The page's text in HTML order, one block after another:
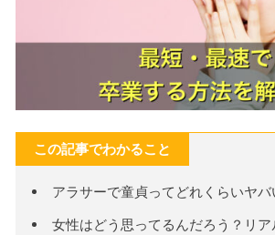
この記事でわかること
アラサーで童貞ってどれくらいヤバ
女性はどう思ってるんだろう？リア